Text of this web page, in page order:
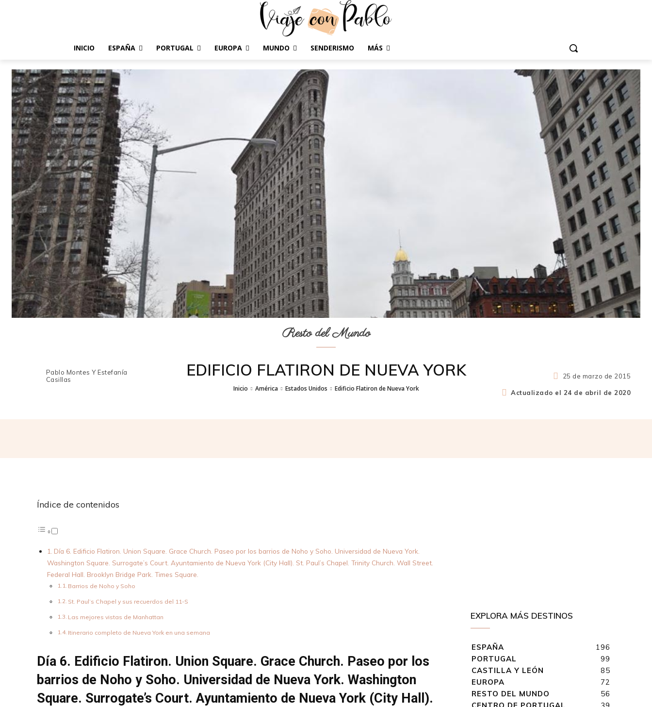
INICIO ESPAÑA PORTUGAL EUROPA MUNDO SENDERISMO MÁS
Pablo Montes Y Estefanía
Casillas
Resto del Mundo
EDIFICIO FLATIRON DE NUEVA YORK
Inicio América Estados Unidos Edificio Flatiron de Nueva York
25 de marzo de 2015
Actualizado el 24 de abril de 2020
Índice de contenidos
Día 6. Edificio Flatiron. Union Square. Grace Church. Paseo por los barrios de Noho y Soho. Universidad de Nueva York.
Washington Square. Surrogate’s Court. Ayuntamiento de Nueva York (City Hall). St. Paul’s Chapel. Trinity Church. Wall Street.
Federal Hall. Brooklyn Bridge Park. Times Square.
Barrios de Noho y Soho
St. Paul’s Chapel y sus recuerdos del 11-S
Las mejores vistas de Manhattan
Itinerario completo de Nueva York en una semana
Día 6. Edificio Flatiron. Union Square. Grace Church. Paseo por los
barrios de Noho y Soho. Universidad de Nueva York. Washington
Square. Surrogate’s Court. Ayuntamiento de Nueva York (City Hall).
EXPLORA MÁS DESTINOS
ESPAÑA
196
PORTUGAL
99
CASTILLA Y LEÓN
85
EUROPA
72
RESTO DEL MUNDO
56